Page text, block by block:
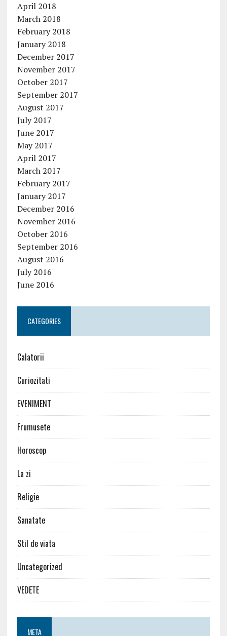
April 2018
March 2018
February 2018
January 2018
December 2017
November 2017
October 2017
September 2017
August 2017
July 2017
June 2017
May 2017
April 2017
March 2017
February 2017
January 2017
December 2016
November 2016
October 2016
September 2016
August 2016
July 2016
June 2016
CATEGORIES
Calatorii
Curiozitati
EVENIMENT
Frumusete
Horoscop
La zi
Religie
Sanatate
Stil de viata
Uncategorized
VEDETE
META